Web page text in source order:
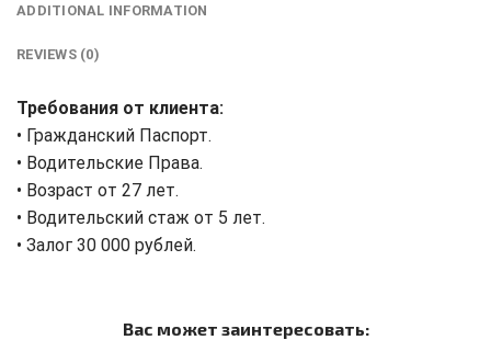
ADDITIONAL INFORMATION
REVIEWS (0)
Требования от клиента:
• Гражданский Паспорт.
• Водительские Права.
• Возраст от 27 лет.
• Водительский стаж от 5 лет.
• Залог 30 000 рублей.
Вас может заинтересовать: